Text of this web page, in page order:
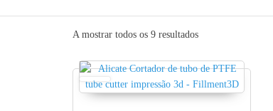
A mostrar todos os 9 resultados